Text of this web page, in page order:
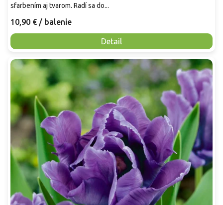
10,90 € / balenie
Detail
sfarbením aj tvarom. Radí sa do...